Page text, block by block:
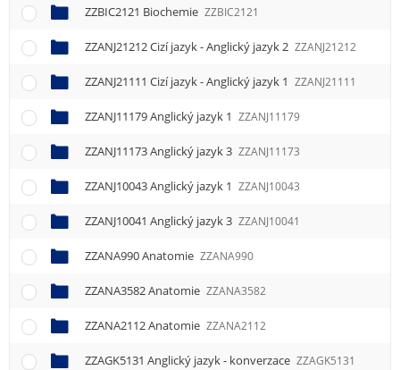
ZZBIC2121 Biochemie ZZBIC2121
ZZANJ21212 Cizí jazyk - Anglický jazyk 2 ZZANJ21212
ZZANJ21111 Cizí jazyk - Anglický jazyk 1 ZZANJ21111
ZZANJ11179 Anglický jazyk 1 ZZANJ11179
ZZANJ11173 Anglický jazyk 3 ZZANJ11173
ZZANJ10043 Anglický jazyk 1 ZZANJ10043
ZZANJ10041 Anglický jazyk 3 ZZANJ10041
ZZANA990 Anatomie ZZANA990
ZZANA3582 Anatomie ZZANA3582
ZZANA2112 Anatomie ZZANA2112
ZZAGK5131 Anglický jazyk - konverzace ZZAGK5131